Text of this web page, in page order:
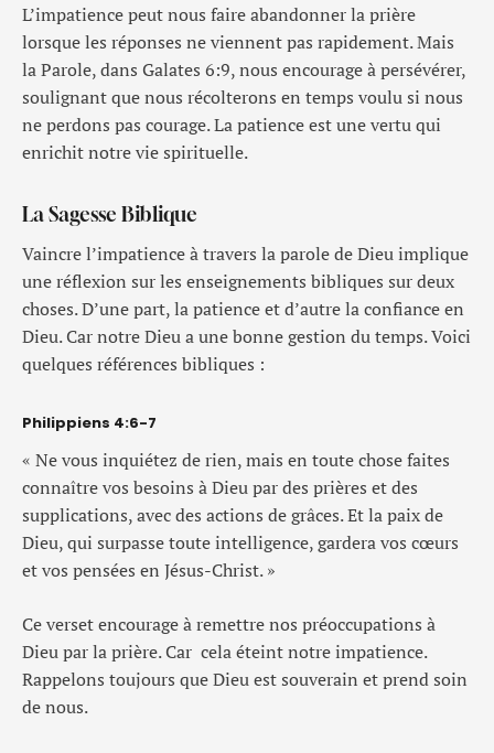
L’impatience peut nous faire abandonner la prière
lorsque les réponses ne viennent pas rapidement. Mais
la Parole, dans Galates 6:9, nous encourage à persévérer,
soulignant que nous récolterons en temps voulu si nous
ne perdons pas courage. La patience est une vertu qui
enrichit notre vie spirituelle.
La Sagesse Biblique
Vaincre l’impatience à travers la parole de Dieu implique
une réflexion sur les enseignements bibliques sur deux
choses. D’une part, la patience et d’autre la confiance en
Dieu. Car notre Dieu a une bonne gestion du temps. Voici
quelques références bibliques :
Philippiens 4:6-7
« Ne vous inquiétez de rien, mais en toute chose faites
connaître vos besoins à Dieu par des prières et des
supplications, avec des actions de grâces. Et la paix de
Dieu, qui surpasse toute intelligence, gardera vos cœurs
et vos pensées en Jésus-Christ. »
Ce verset encourage à remettre nos préoccupations à
Dieu par la prière. Car cela éteint notre impatience.
Rappelons toujours que Dieu est souverain et prend soin
de nous.